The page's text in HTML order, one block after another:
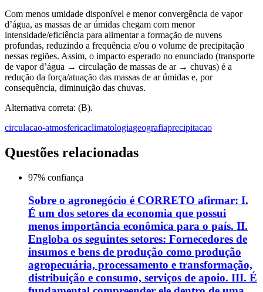
Com menos umidade disponível e menor convergência de vapor
d’água, as massas de ar úmidas chegam com menor
intensidade/eficiência para alimentar a formação de nuvens
profundas, reduzindo a frequência e/ou o volume de precipitação
nessas regiões. Assim, o impacto esperado no enunciado (transporte
de vapor d’água → circulação de massas de ar → chuvas) é a
redução da força/atuação das massas de ar úmidas e, por
consequência, diminuição das chuvas.
Alternativa correta: (B).
circulacao-atmosfericaclimatologiageografiaprecipitacao
Questões relacionadas
97% confiança
Sobre o agronegócio é CORRETO afirmar: I.
É um dos setores da economia que possui
menos importância econômica para o país. II.
Engloba os seguintes setores: Fornecedores de
insumos e bens de produção como produção
agropecuária, processamento e transformação,
distribuição e consumo, serviços de apoio. III. É